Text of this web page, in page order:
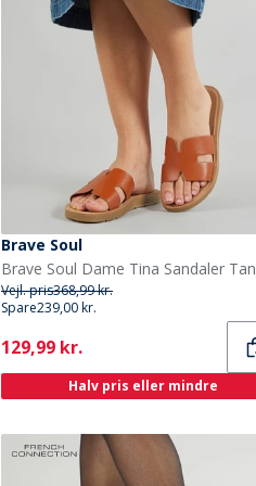
Brave Soul
Brave Soul Dame Tina Sandaler Tan
Vejl. pris368,99 kr.
Spare239,00 kr.
Current
129,99 kr.
Halv pris eller mindre